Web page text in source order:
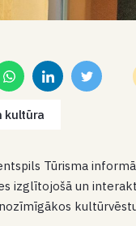
kultūra
Tūrisma
izglītojošā un